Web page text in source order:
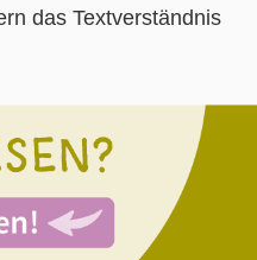
das Textverständnis